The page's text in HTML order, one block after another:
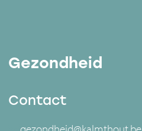
Gezondheid
Contact